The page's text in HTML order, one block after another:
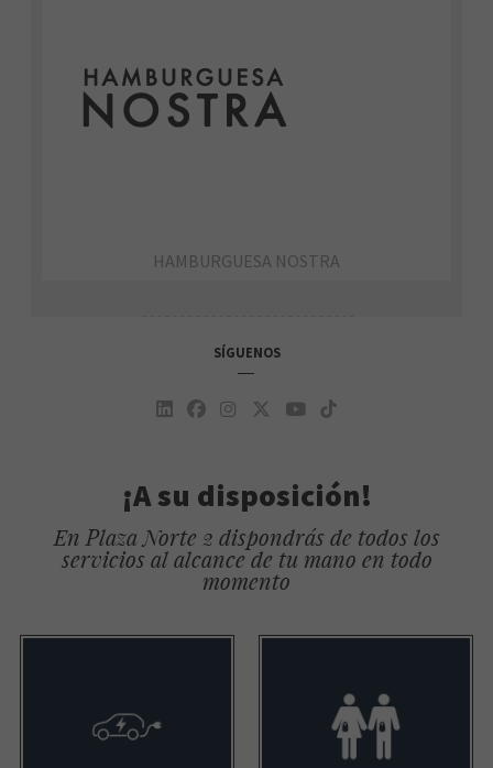
HAMBURGUESA NOSTRA
SÍGUENOS
¡A su disposición!
En Plaza Norte 2 dispondrás de todos los
servicios al alcance de tu mano en todo
momento